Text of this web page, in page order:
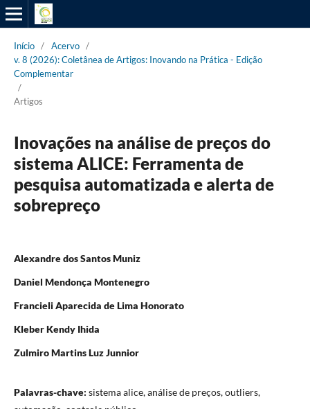
Início / Acervo /
v. 8 (2026): Coletânea de Artigos: Inovando na Prática - Edição
Complementar
/
Artigos
Inovações na análise de preços do
sistema ALICE: Ferramenta de
pesquisa automatizada e alerta de
sobrepreço
Alexandre dos Santos Muniz
Daniel Mendonça Montenegro
Francieli Aparecida de Lima Honorato
Kleber Kendy Ihida
Zulmiro Martins Luz Junnior
Palavras-chave: sistema alice, análise de preços, outliers,